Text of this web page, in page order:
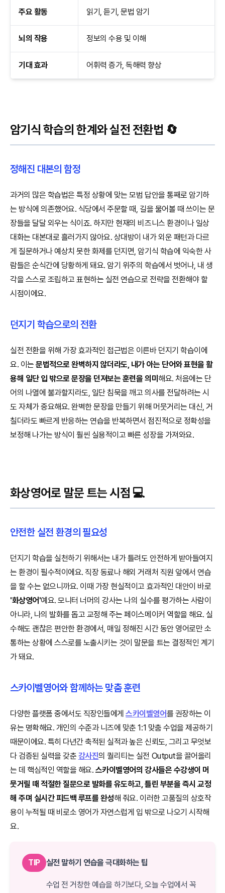
주요 활동 읽기, 듣기, 문법 암기
뇌의 작용 정보의 수용 및 이해
기대 효과 어휘력 증가, 독해력 향상
암기식 학습의 한계와 실전 전환법 🔄
정해진 대본의 함정
과거의 많은 학습법은 특정 상황에 맞는 모범 답안을 통째로 암기하
는 방식에 의존했어요. 식당에서 주문할 때, 길을 물어볼 때 쓰이는 문
장들을 달달 외우는 식이죠. 하지만 현재의 비즈니스 환경이나 일상
대화는 대본대로 흘러가지 않아요. 상대방이 내가 외운 패턴과 다르
게 질문하거나 예상치 못한 화제를 던지면, 암기식 학습에 익숙한 사
람들은 순식간에 당황하게 돼요. 암기 위주의 학습에서 벗어나, 내 생
각을 스스로 조립하고 표현하는 실전 연습으로 전략을 전환해야 할
시점이에요.
던지기 학습으로의 전환
실전 전환을 위해 가장 효과적인 접근법은 이른바 던지기 학습이에
요. 이는문법적으로 완벽하지 않더라도, 내가 아는 단어와 표현을 활
용해 일단 입 밖으로 문장을 던져보는 훈련을 의미 해요. 처음에는 단
어의 나열에 불과할지라도, 일단 침묵을 깨고 의사를 전달하려는 시
도 자체가 중요해요. 완벽한 문장을 만들기 위해 머뭇거리는 대신, 거
칠더라도 빠르게 반응하는 연습을 반복하면서 점진적으로 정확성을
보정해 나가는 방식이 훨씬 실용적이고 빠른 성장을 가져와요.
화상영어로 말문 트는 시점 💻
안전한 실전 환경의 필요성
던지기 학습을 실천하기 위해서는 내가 틀려도 안전하게 받아들여지
는 환경이 필수적이에요. 직장 동료나 해외 거래처 직원 앞에서 연습
을 할 수는 없으니까요. 이때 가장 현실적이고 효과적인 대안이 바로
'화상영어'예요. 모니터 너머의 강사는 나의 실수를 평가하는 사람이
아니라, 나의 발화를 돕고 교정해 주는 페이스메이커 역할을 해요. 실
수해도 괜찮은 편안한 환경에서, 매일 정해진 시간 동안 영어로만 소
통하는 상황에 스스로를 노출시키는 것이 말문을 트는 결정적인 계기
가 돼요.
스카이벨영어와 함께하는 맞춤 훈련
다양한 플랫폼 중에서도 직장인들에게스카이벨영어를 권장하는 이
유는 명확해요. 개인의 수준과 니즈에 맞춘 1:1 맞춤 수업을 제공하기
때문이에요. 특히 다년간 축적된 실적과 높은 신뢰도, 그리고 무엇보
다 검증된 실력을 갖춘 강사진의 퀄리티는 실전 Output을 끌어올리
는 데 핵심적인 역할을 해요. 스카이벨영어의 강사들은 수강생이 머
뭇거릴 때 적절한 질문으로 발화를 유도하고, 틀린 부분을 즉시 교정
해 주며 실시간 피드백 루프를 완성해 줘요. 이러한 고품질의 상호작
용이 누적될 때 비로소 영어가 자연스럽게 입 밖으로 나오기 시작해
요.
TIP 실전 말하기 연습을 극대화하는 팁
수업 전 거창한 예습을 하기보다, 오늘 수업에서 꼭